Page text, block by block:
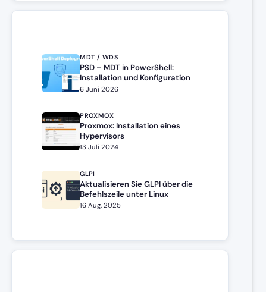
MDT / WDS
PSD – MDT in PowerShell:
Installation und Konfiguration
6 Juni 2026
PROXMOX
Proxmox: Installation eines
Hypervisors
13 Juli 2024
GLPI
Aktualisieren Sie GLPI über die
Befehlszeile unter Linux
16 Aug. 2025